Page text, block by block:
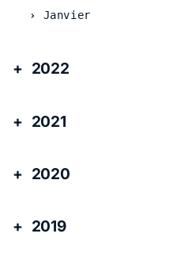
Janvier
2022
2021
2020
2019